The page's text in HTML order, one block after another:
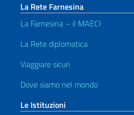
La Rete Farnesina
La Farnesina – il MAECI
La Rete diplomatica
Viaggiare sicuri
Dove siamo nel mondo
Le Istituzioni